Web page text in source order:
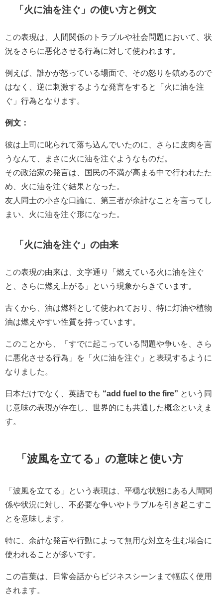
「火に油を注ぐ」の使い方と例文
この表現は、人間関係のトラブルや社会問題において、状
況をさらに悪化させる行為に対して使われます。
例えば、誰かが怒っている場面で、その怒りを鎮めるので
はなく、逆に刺激するような発言をすると「火に油を注
ぐ」行為となります。
例文：
彼は上司に叱られて落ち込んでいたのに、さらに皮肉を言
うなんて、まさに火に油を注ぐようなものだ。
その政治家の発言は、国民の不満が高まる中で行われたた
め、火に油を注ぐ結果となった。
友人同士の小さな口論に、第三者が余計なことを言ってし
まい、火に油を注ぐ形になった。
「火に油を注ぐ」の由来
この表現の由来は、文字通り「燃えている火に油を注ぐ
と、さらに燃え上がる」という現象からきています。
古くから、油は燃料として使われており、特に灯油や植物
油は燃えやすい性質を持っています。
このことから、「すでに起こっている問題や争いを、さら
に悪化させる行為」を「火に油を注ぐ」と表現するように
なりました。
日本だけでなく、英語でも “add fuel to the fire” という同
じ意味の表現が存在し、世界的にも共通した概念といえま
す。
「波風を立てる」の意味と使い方
「波風を立てる」という表現は、平穏な状態にある人間関
係や状況に対し、不必要な争いやトラブルを引き起こすこ
とを意味します。
特に、余計な発言や行動によって無用な対立を生む場合に
使われることが多いです。
この言葉は、日常会話からビジネスシーンまで幅広く使用
されます。